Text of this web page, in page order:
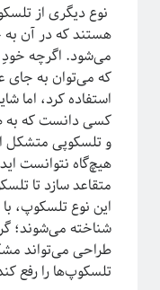
برچسب‌ها
Emergence
اخترفیزیک
انرژی تاریک
تحصیلات تکمیلی
درشت-دانه‌بندی
نوع دیگری از
هستند که در آن به‌
‌می‌شود. اگرچه خودِِ
که می‌توان به جای
استفاده کرد، اما
کسی دانست که به
و تلسکوپی متشکل
هیچ‌گاه نتوانست
متقاعد سازد تا
این نوع تلسکوپ،
شناخته می‌شوند؛
طراحی می‌تواند
تلسکوپ‌ها را رفع